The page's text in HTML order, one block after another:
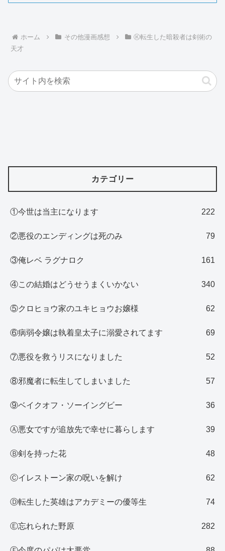
ホーム その他漫画感想
Ⓚ転生した暗殺者は剣術の
天才
カテゴリー
①今世は当主になります 222
②悪役のエンディングは死のみ 79
③俺レベ ラグナロク 161
④この結婚はどうせうまくいかない 340
⑤クロヒョウ家のユキヒョウお嬢様 62
⑥病弱令嬢は執着皇太子に溺愛されてます 69
⑦悪役を救うリスになりました 52
⑧邪魔者に転生してしまいました 57
⑨ベイクオフ・ソーイングビー 36
Ⓐ悪女ですが追放先で幸せに暮らします 39
Ⓑ剣を持った花 48
Ⓒイレストーン家の呪いを解け 62
Ⓓ転生した英雄はアカデミーの優等生 74
Ⓔ忘れられた野原 282